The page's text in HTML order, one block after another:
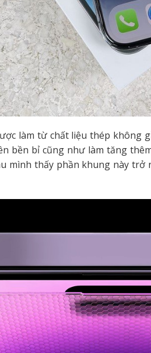
làm từ chất liệu thép không
bền bỉ cũng như làm tăng
mình thấy phần khung này